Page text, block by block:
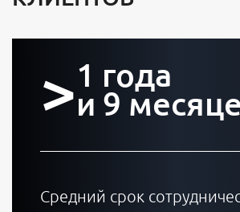
>1 года
и 9
Средний срок